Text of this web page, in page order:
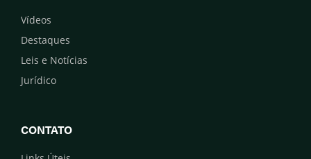
Vídeos
Destaques
Leis e Notícias
Jurídico
CONTATO